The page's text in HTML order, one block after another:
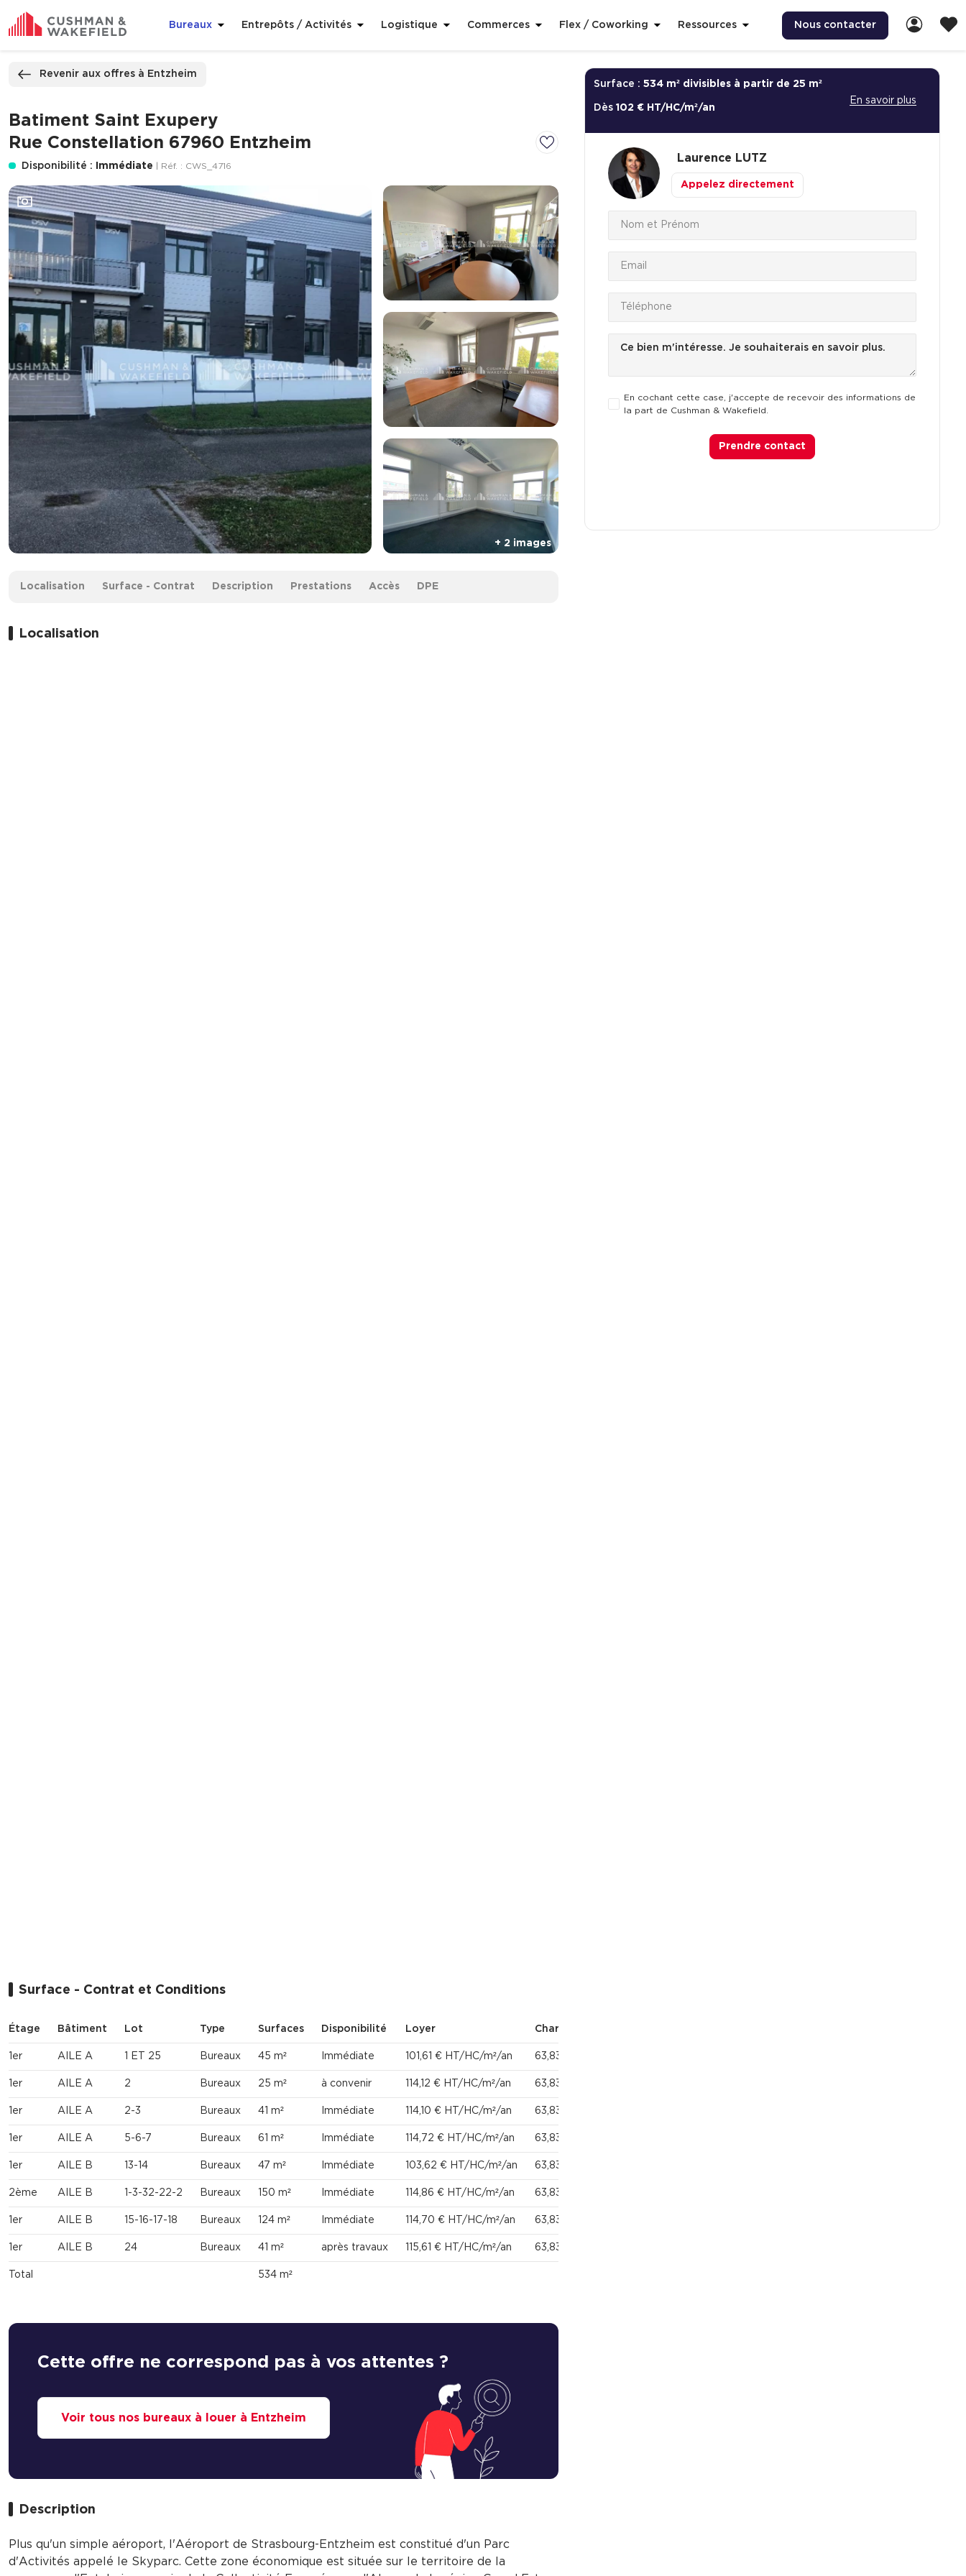
Bureaux Entrepôts / Activités Logistique Commerces Flex / Coworking Ressources Nous contacter
Revenir aux offres à Entzheim
Batiment Saint Exupery
Rue Constellation 67960 Entzheim
Disponibilité : Immédiate | Réf. : CWS_4716
Localisation Surface - Contrat Description Prestations Accès DPE
Localisation
Surface - Contrat et Conditions
Étage Bâtiment Lot Type Surfaces Disponibilité Loyer Charges
1er AILE A 1 ET 25 Bureaux 45 m² Immédiate 101,61 € HT/HC/m²/an 63,83 € HT/m²/an
1er AILE A 2 Bureaux 25 m² à convenir 114,12 € HT/HC/m²/an 63,83 € HT/m²/an
1er AILE A 2-3 Bureaux 41 m² Immédiate 114,10 € HT/HC/m²/an 63,83 € HT/m²/an
1er AILE A 5-6-7 Bureaux 61 m² Immédiate 114,72 € HT/HC/m²/an 63,83 € HT/m²/an
1er AILE B 13-14 Bureaux 47 m² Immédiate 103,62 € HT/HC/m²/an 63,83 € HT/m²/an
2ème AILE B 1-3-32-22-2 Bureaux 150 m² Immédiate 114,86 € HT/HC/m²/an 63,83 € HT/m²/an
1er AILE B 15-16-17-18 Bureaux 124 m² Immédiate 114,70 € HT/HC/m²/an 63,83 € HT/m²/an
1er AILE B 24 Bureaux 41 m² après travaux 115,61 € HT/HC/m²/an 63,83 € HT/m²/an
Total 534 m²
Cette offre ne correspond pas à vos attentes ?
Voir tous nos bureaux à louer à Entzheim
Description
Plus qu'un simple aéroport, l'Aéroport de Strasbourg-Entzheim est constitué d'un Parc
d'Activités appelé le Skyparc. Cette zone économique est située sur le territoire de la
Surface : 534 m² divisibles à partir de 25 m²
Dès 102 € HT/HC/m²/an
En savoir plus
Laurence LUTZ
Appelez directement
En cochant cette case, j'accepte de recevoir des informations de
la part de Cushman & Wakefield.
Prendre contact